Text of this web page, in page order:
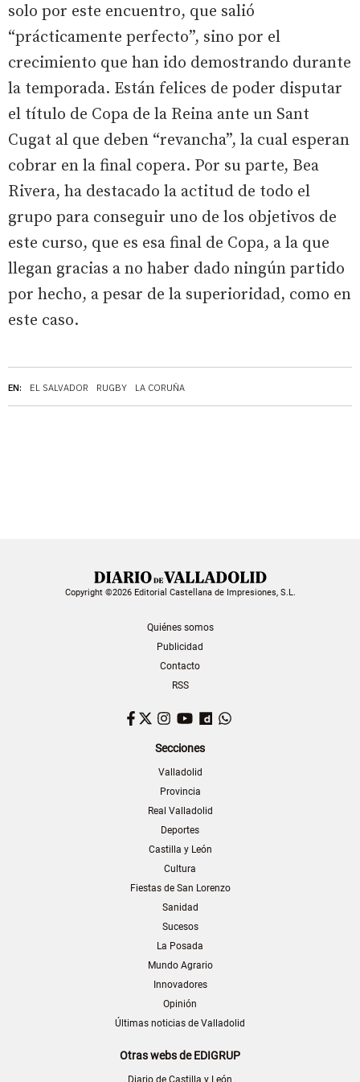
EN: EL SALVADOR RUGBY LA CORUÑA
solo por este encuentro, que salió
“prácticamente perfecto”, sino por el
crecimiento que han ido demostrando durante
la temporada. Están felices de poder disputar
el título de Copa de la Reina ante un Sant
Cugat al que deben “revancha”, la cual esperan
cobrar en la final copera. Por su parte, Bea
Rivera, ha destacado la actitud de todo el
grupo para conseguir uno de los objetivos de
este curso, que es esa final de Copa, a la que
llegan gracias a no haber dado ningún partido
por hecho, a pesar de la superioridad, como en
este caso.
Copyright ©2026 Editorial Castellana de Impresiones, S.L.
Quiénes somos
Publicidad
Contacto
RSS
Facebook
TwitterInstagram
YouTubeDailymotion
Secciones
Valladolid
Provincia
Real Valladolid
Deportes
Castilla y León
Cultura
Fiestas de San Lorenzo
Sanidad
Sucesos
La Posada
Mundo Agrario
Innovadores
Opinión
Últimas noticias de Valladolid
Otras webs de EDIGRUP